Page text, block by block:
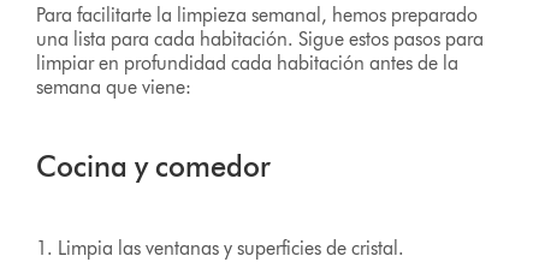
Para facilitarte la limpieza semanal, hemos preparado
una lista para cada habitación. Sigue estos pasos para
limpiar en profundidad cada habitación antes de la
semana que viene:
Cocina y comedor
Limpia las ventanas y superficies de cristal.